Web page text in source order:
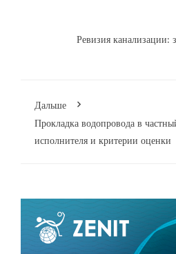
Ревизия канализации:
Дальше
Прокладка водопровода в
исполнителя и критерии оценки